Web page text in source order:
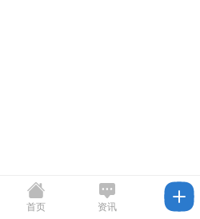
首页 资讯